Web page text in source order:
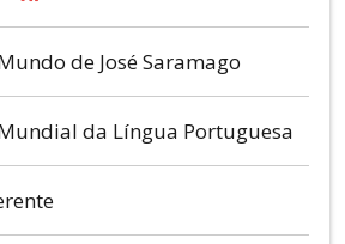
de José Saramago
da Língua Portuguesa